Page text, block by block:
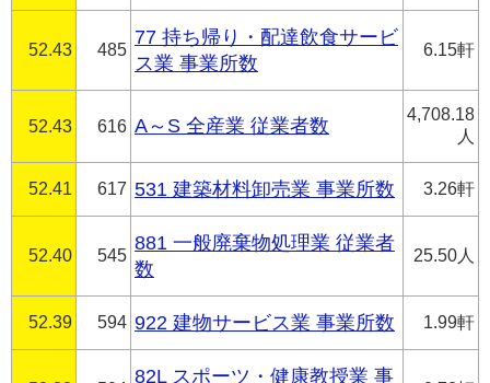
52.43 485
77 持ち帰り・配達飲食サービ
ス業 事業所数
6.15軒
52.43 616 A～S 全産業 従業者数
4,708.18
人
52.41 617 531 建築材料卸売業 事業所数 3.26軒
52.40 545
881 一般廃棄物処理業 従業者
数
25.50人
52.39 594 922 建物サービス業 事業所数 1.99軒
82L スポーツ・健康教授業 事